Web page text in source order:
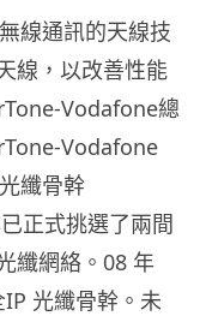
線通訊的天線技
線，以改善性能
Vodafone總
Vodafone
纖骨幹
正式挑選了兩間
纖網絡。08 年
光纖骨幹。未